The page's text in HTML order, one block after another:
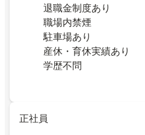
退職金制度あり
職場内禁煙
駐車場あり
産休・育休実績あり
学歴不問
正社員